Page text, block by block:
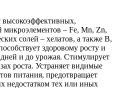
микроэлементов – Fe, Mn, Zn,
солей – хелатов, а также B,
здоровому росту и
и до урожая. Стимулирует
роста. Устраняет видимые
питания, предотвращает
недостатком тех или иных